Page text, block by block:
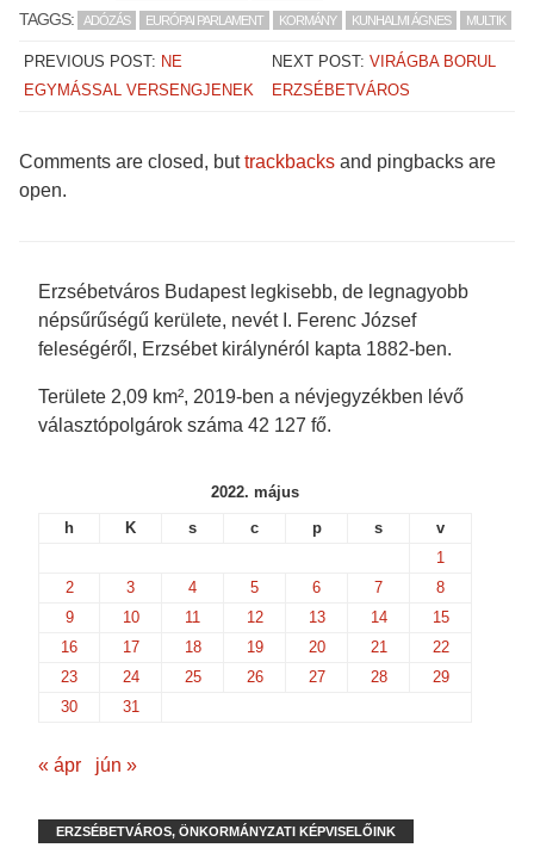
TAGGS: ADÓZÁS EURÓPAI PARLAMENT KORMÁNY KUNHALMI ÁGNES MULTIK
PREVIOUS POST: NE
EGYMÁSSAL VERSENGJENEK
NEXT POST:VIRÁGBA BORUL
ERZSÉBETVÁROS
Comments are closed, buttrackbacks and pingbacks are
open.
Erzsébetváros Budapest legkisebb, de legnagyobb
népsűrűségű kerülete, nevét I. Ferenc József
feleségéről, Erzsébet királynéról kapta 1882-ben.
Területe 2,09 km², 2019-ben a névjegyzékben lévő
választópolgárok száma 42 127 fő.
2022. május
h
K s c p s
v
1
2
3 4 5 6 7
8
9
10 11 12 13 14
15
16
17 18 19 20 21
22
23
24 25 26 27 28
29
30
31
« ápr jún »
ERZSÉBETVÁROS, ÖNKORMÁNYZATI KÉPVISELŐINK